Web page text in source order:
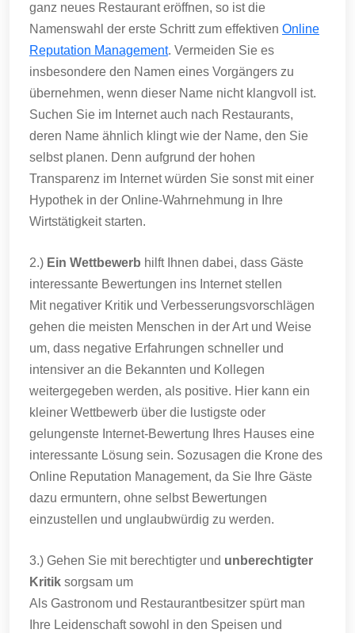
ganz neues Restaurant eröffnen, so ist die
Namenswahl der erste Schritt zum effektiven Online
Reputation Management. Vermeiden Sie es
insbesondere den Namen eines Vorgängers zu
übernehmen, wenn dieser Name nicht klangvoll ist.
Suchen Sie im Internet auch nach Restaurants,
deren Name ähnlich klingt wie der Name, den Sie
selbst planen. Denn aufgrund der hohen
Transparenz im Internet würden Sie sonst mit einer
Hypothek in der Online-Wahrnehmung in Ihre
Wirtstätigkeit starten.
2.) Ein Wettbewerb hilft Ihnen dabei, dass Gäste
interessante Bewertungen ins Internet stellen
Mit negativer Kritik und Verbesserungsvorschlägen
gehen die meisten Menschen in der Art und Weise
um, dass negative Erfahrungen schneller und
intensiver an die Bekannten und Kollegen
weitergegeben werden, als positive. Hier kann ein
kleiner Wettbewerb über die lustigste oder
gelungenste Internet-Bewertung Ihres Hauses eine
interessante Lösung sein. Sozusagen die Krone des
Online Reputation Management, da Sie Ihre Gäste
dazu ermuntern, ohne selbst Bewertungen
einzustellen und unglaubwürdig zu werden.
3.) Gehen Sie mit berechtigter und unberechtigter
Kritik sorgsam um
Als Gastronom und Restaurantbesitzer spürt man
Ihre Leidenschaft sowohl in den Speisen und